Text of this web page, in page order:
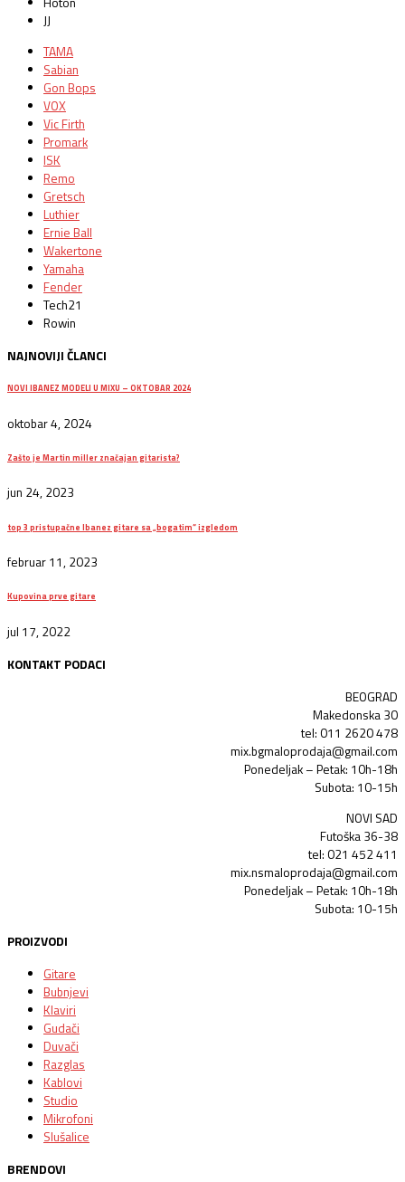
JJ
TAMA
Sabian
Gon Bops
VOX
Vic Firth
Promark
ISK
Remo
Gretsch
Luthier
Ernie Ball
Wakertone
Yamaha
Fender
Tech21
Rowin
NAJNOVIJI ČLANCI
NOVI IBANEZ MODELI U MIXU – OKTOBAR 2024
oktobar 4, 2024
Zašto je Martin miller značajan gitarista?
jun 24, 2023
top 3 pristupačne Ibanez gitare sa „bogatim“ izgledom
februar 11, 2023
Kupovina prve gitare
jul 17, 2022
KONTAKT PODACI
BEOGRAD
Makedonska 30
tel: 011 2620 478
mix.bgmaloprodaja@gmail.com
Ponedeljak – Petak: 10h-18h
Subota: 10-15h
NOVI SAD
Futoška 36-38
tel: 021 452 411
mix.nsmaloprodaja@gmail.com
Ponedeljak – Petak: 10h-18h
Subota: 10-15h
PROIZVODI
Gitare
Bubnjevi
Klaviri
Gudači
Duvači
Razglas
Kablovi
Studio
Mikrofoni
Slušalice
BRENDOVI